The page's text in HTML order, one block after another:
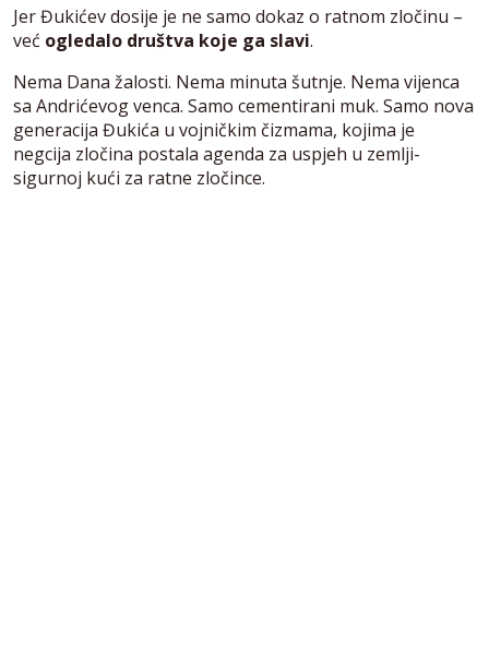
Jer Đukićev dosije je ne samo dokaz o ratnom zločinu –
već ogledalo društva koje ga slavi.
Nema Dana žalosti. Nema minuta šutnje. Nema vijenca
sa Andrićevog venca. Samo cementirani muk. Samo nova
generacija Đukića u vojničkim čizmama, kojima je
negcija zločina postala agenda za uspjeh u zemlji-
sigurnoj kući za ratne zločince.